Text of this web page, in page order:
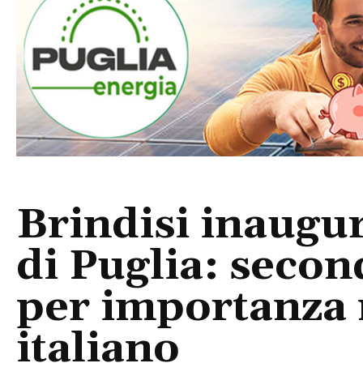
Brindisi
di Puglia:
per importanza
italiano